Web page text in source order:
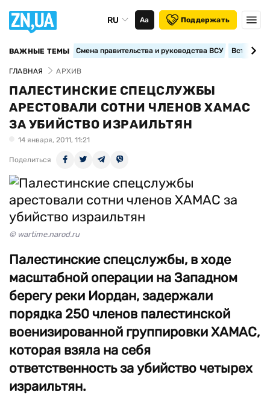
RU Аа Поддержать
ВАЖНЫЕ ТЕМЫ Смена правительства и руководства ВСУ
ГЛАВНАЯ АРХИВ
ПАЛЕСТИНСКИЕ СПЕЦСЛУЖБЫ
АРЕСТОВАЛИ СОТНИ ЧЛЕНОВ ХАМАС
ЗА УБИЙСТВО ИЗРАИЛЬТЯН
14 января, 2011, 11:21
Поделиться
© wartime.narod.ru
Палестинские спецслужбы, в ходе
масштабной операции на Западном
берегу реки Иордан, задержали
порядка 250 членов палестинской
военизированной группировки ХАМАС,
которая взяла на себя
ответственность за убийство четырех
израильтян.